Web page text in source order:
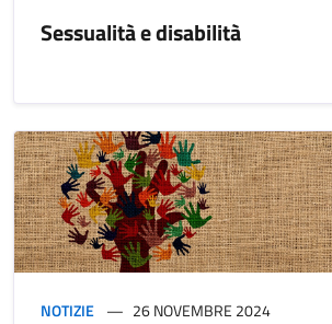
Sessualità e disabilità
NOTIZIE 26 NOVEMBRE 2024